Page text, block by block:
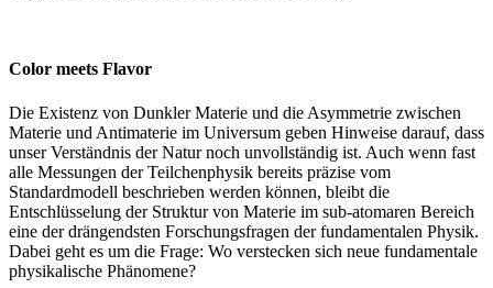
Color meets Flavor
Die Existenz von Dunkler Materie und die Asymmetrie zwischen
Materie und Antimaterie im Universum geben Hinweise darauf, dass
unser Verständnis der Natur noch unvollständig ist. Auch wenn fast
alle Messungen der Teilchenphysik bereits präzise vom
Standardmodell beschrieben werden können, bleibt die
Entschlüsselung der Struktur von Materie im sub-atomaren Bereich
eine der drängendsten Forschungsfragen der fundamentalen Physik.
Dabei geht es um die Frage: Wo verstecken sich neue fundamentale
physikalische Phänomene?